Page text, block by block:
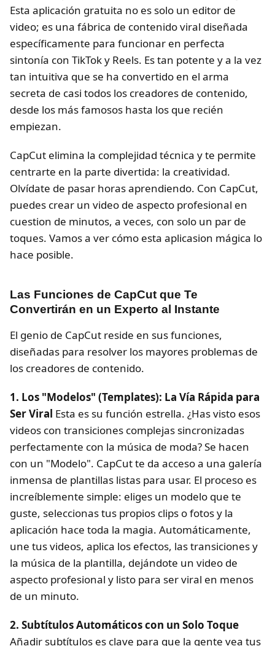
Esta aplicación gratuita no es solo un editor de
video; es una fábrica de contenido viral diseñada
específicamente para funcionar en perfecta
sintonía con TikTok y Reels. Es tan potente y a la vez
tan intuitiva que se ha convertido en el arma
secreta de casi todos los creadores de contenido,
desde los más famosos hasta los que recién
empiezan.
CapCut elimina la complejidad técnica y te permite
centrarte en la parte divertida: la creatividad.
Olvídate de pasar horas aprendiendo. Con CapCut,
puedes crear un video de aspecto profesional en
cuestion de minutos, a veces, con solo un par de
toques. Vamos a ver cómo esta aplicasion mágica lo
hace posible.
Las Funciones de CapCut que Te
Convertirán en un Experto al Instante
El genio de CapCut reside en sus funciones,
diseñadas para resolver los mayores problemas de
los creadores de contenido.
1. Los "Modelos" (Templates): La Vía Rápida para
Ser Viral Esta es su función estrella. ¿Has visto esos
videos con transiciones complejas sincronizadas
perfectamente con la música de moda? Se hacen
con un "Modelo". CapCut te da acceso a una galería
inmensa de plantillas listas para usar. El proceso es
increíblemente simple: eliges un modelo que te
guste, seleccionas tus propios clips o fotos y la
aplicación hace toda la magia. Automáticamente,
une tus videos, aplica los efectos, las transiciones y
la música de la plantilla, dejándote un video de
aspecto profesional y listo para ser viral en menos
de un minuto.
2. Subtítulos Automáticos con un Solo Toque
Añadir subtítulos es clave para que la gente vea tus